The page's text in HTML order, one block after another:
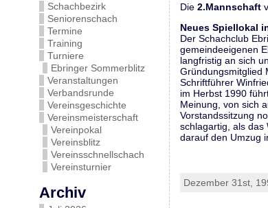
Schachbezirk
Seniorenschach
Termine
Training
Turniere
Ebringer Sommerblitz
Veranstaltungen
Verbandsrunde
Vereinsgeschichte
Vereinsmeisterschaft
Vereinpokal
Vereinsblitz
Vereinsschnellschach
Vereinsturnier
Archiv
Die 2.Mannschaft
Neues Spiellokal
Der Schachclub
gemeindeeigenen
langfristig an sich
Gründungsmitglied
Schriftführer
im Herbst 1990
Meinung, von sich
Vorstandssitzung
schlagartig, als das
darauf den Umzug
Dezember 31st,